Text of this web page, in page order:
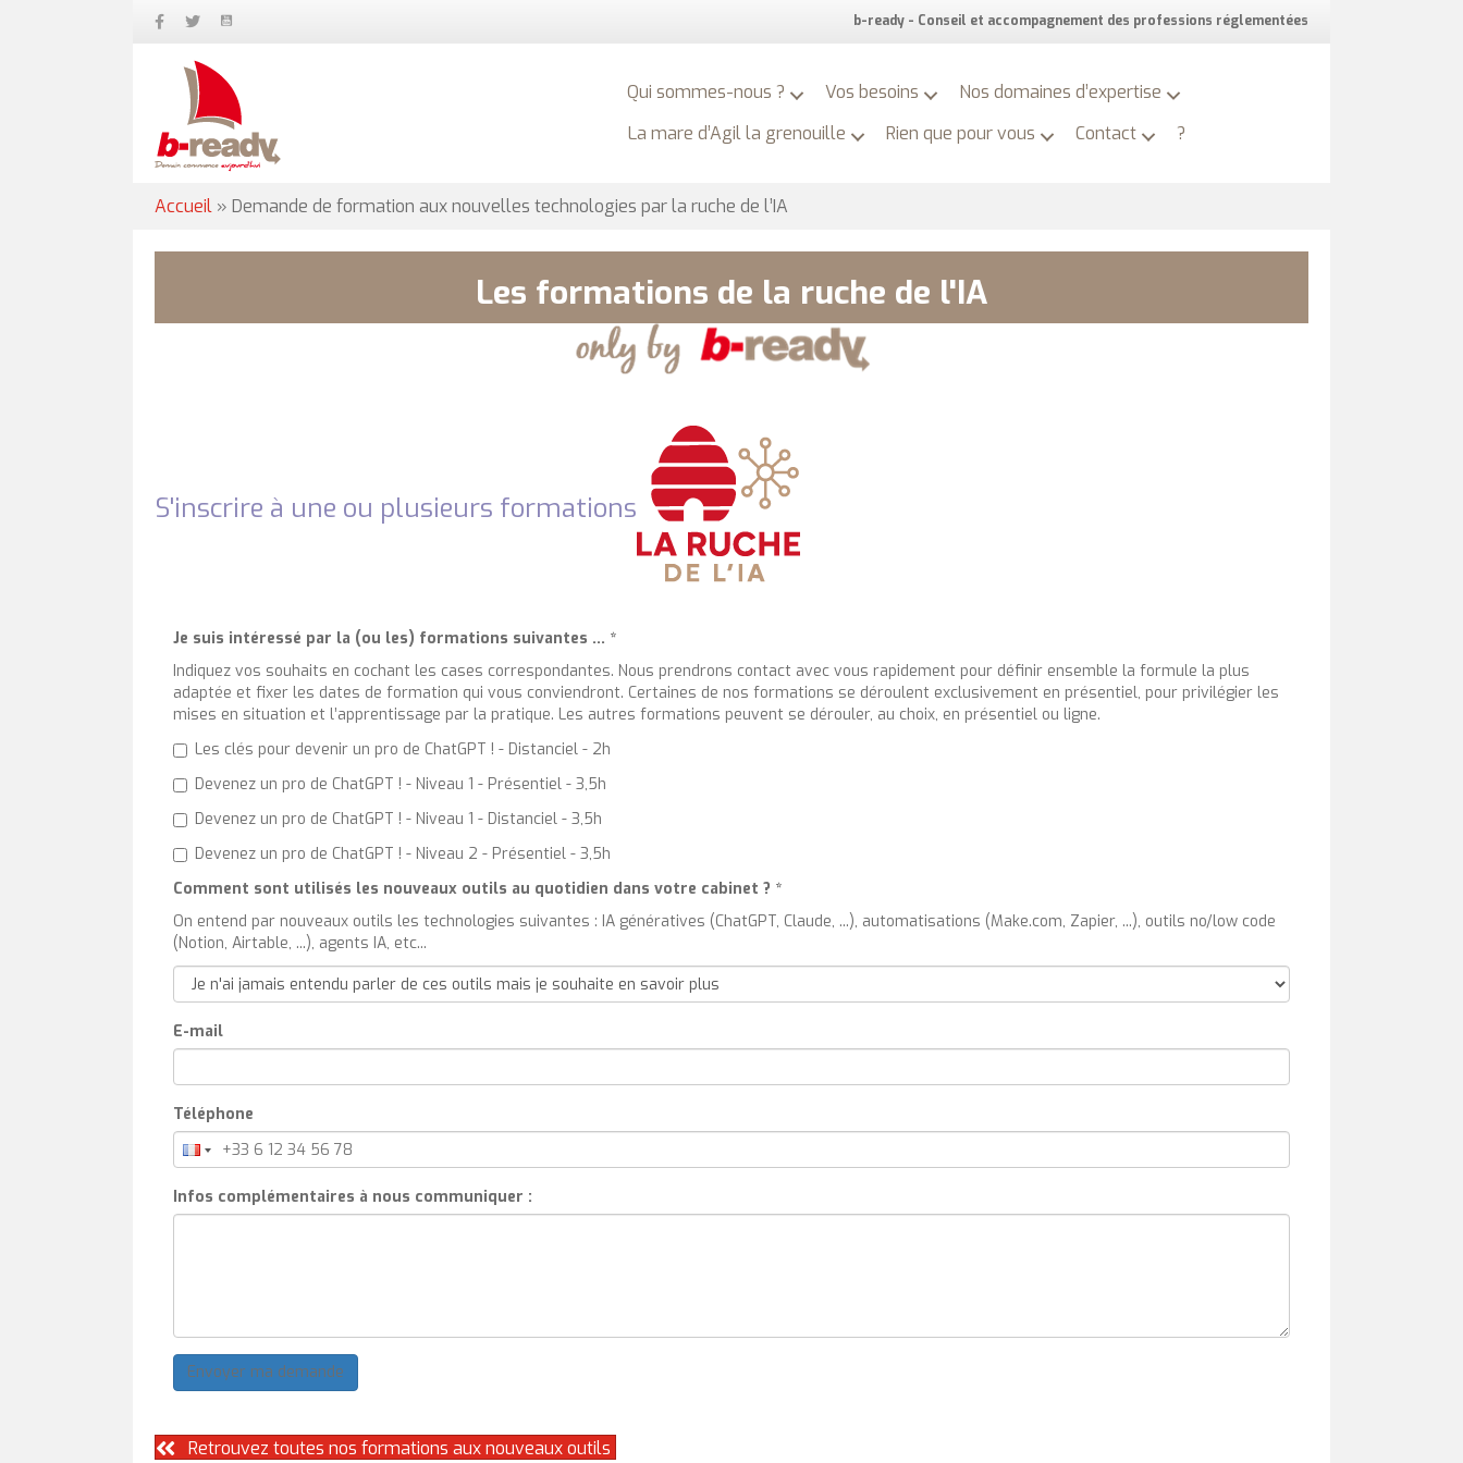
b-ready - Conseil et accompagnement des professions réglementées
Qui sommes-nous ? Vos besoins
Nos domaines d’expertise
La mare d’Agil la grenouille
Rien que pour vous Contact ?
Accueil » Demande de formation aux nouvelles technologies par la ruche de l’IA
Les formations de la ruche de l'IA
S'inscrire à une ou plusieurs formations
Je suis intéressé par la (ou les) formations suivantes ... *
Indiquez vos souhaits en cochant les cases correspondantes. Nous prendrons contact avec vous rapidement pour définir ensemble la formule la plus
adaptée et fixer les dates de formation qui vous conviendront. Certaines de nos formations se déroulent exclusivement en présentiel, pour privilégier les
mises en situation et l’apprentissage par la pratique. Les autres formations peuvent se dérouler, au choix, en présentiel ou ligne.
Les clés pour devenir un pro de ChatGPT ! - Distanciel - 2h
Devenez un pro de ChatGPT ! - Niveau 1 - Présentiel - 3,5h
Devenez un pro de ChatGPT ! - Niveau 1 - Distanciel - 3,5h
Devenez un pro de ChatGPT ! - Niveau 2 - Présentiel - 3,5h
Comment sont utilisés les nouveaux outils au quotidien dans votre cabinet ? *
On entend par nouveaux outils les technologies suivantes : IA génératives (ChatGPT, Claude, ...), automatisations (Make.com, Zapier, ...), outils no/low code
(Notion, Airtable, ...), agents IA, etc...
E-mail
Téléphone
Infos complémentaires à nous communiquer :
Envoyer ma demande
Retrouvez toutes nos formations aux nouveaux outils